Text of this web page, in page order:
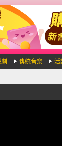
傳統音樂 活